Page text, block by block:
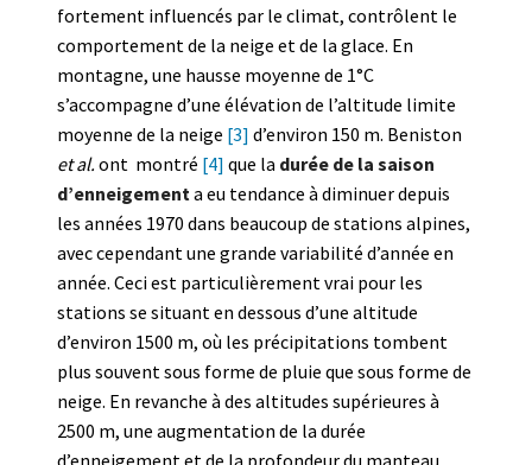
fortement influencés par le climat, contrôlent le
comportement de la neige et de la glace. En
montagne, une hausse moyenne de 1°C
s’accompagne d’une élévation de l’altitude limite
moyenne de la neige [3] d’environ 150 m. Beniston
et al. ont montré [4] que la durée de la saison
d’enneigementa eu tendance à diminuer depuis
les années 1970 dans beaucoup de stations alpines,
avec cependant une grande variabilité d’année en
année. Ceci est particulièrement vrai pour les
stations se situant en dessous d’une altitude
d’environ 1500 m, où les précipitations tombent
plus souvent sous forme de pluie que sous forme de
neige. En revanche à des altitudes supérieures à
2500 m, une augmentation de la durée